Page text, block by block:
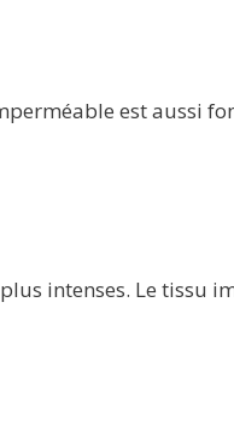
est aussi
intenses. Le